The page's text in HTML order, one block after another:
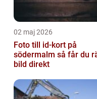
02 maj 2026
Foto till id-kort på
södermalm så får du rätt
bild direkt